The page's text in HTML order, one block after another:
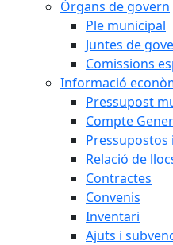
Òrgans de govern
Ple municipal
Juntes de
Comissions
Informació
Pressupost
Compte
Pressupostos
Relació de
Contractes
Convenis
Inventari
Ajuts i